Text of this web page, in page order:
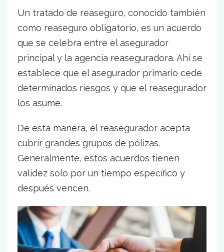
Un tratado de reaseguro, conocido también
como reaseguro obligatorio, es un acuerdo
que se celebra entre el asegurador
principal y la agencia reaseguradora. Ahí se
establece que el asegurador primario cede
determinados riesgos y que el reasegurador
los asume.
De esta manera, el reasegurador acepta
cubrir grandes grupos de pólizas.
Generalmente, estos acuerdos tienen
validez solo por un tiempo específico y
después vencen.